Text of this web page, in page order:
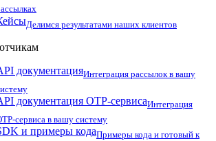
Делимся результатами наших клиентов
документацияИнтеграция рассылок в вашу
документация OTP-сервисаИнтеграция
сервиса в вашу систему
и примеры кодаПримеры кода и готовый к